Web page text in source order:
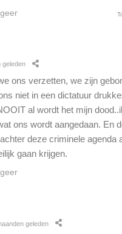
geleden
ons verzetten, we zijn
niet in een dictatuur
al wordt het mijn
ons wordt aangedaan. En
deze criminele agenda
gaan krijgen.
geleden